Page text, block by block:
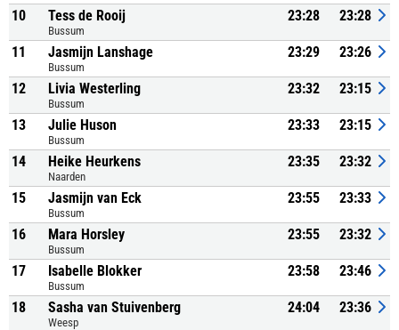
10 Tess de Rooij
Bussum
23:28 23:28
11 Jasmijn Lanshage
Bussum
23:29 23:26
12 Livia Westerling
Bussum
23:32 23:15
13 Julie Huson
Bussum
23:33 23:15
14 Heike Heurkens
Naarden
23:35 23:32
15 Jasmijn van Eck
Bussum
23:55 23:33
16 Mara Horsley
Bussum
23:55 23:32
17 Isabelle Blokker
Bussum
23:58 23:46
18 Sasha van Stuivenberg
Weesp
24:04 23:36